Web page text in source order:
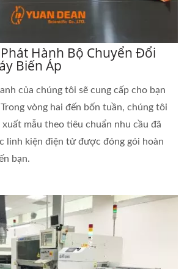
Hành Bộ Chuyển Đổi
Biến Áp
của chúng tôi sẽ cung cấp cho bạn
vòng hai đến bốn tuần, chúng tôi
xuất mẫu theo tiêu chuẩn nhu cầu đã
linh kiện điện tử được đóng gói hoàn
bạn.